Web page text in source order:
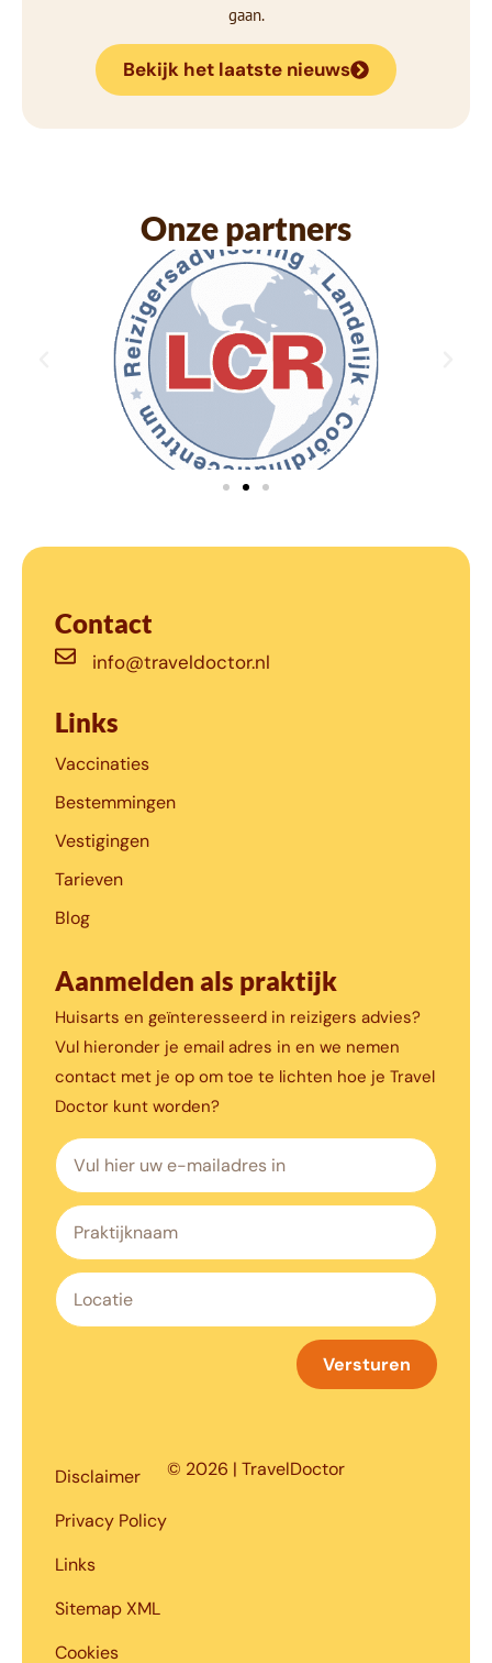
gaan.
Bekijk het laatste nieuws
Onze partners
Contact
info@traveldoctor.nl
Links
Vaccinaties
Bestemmingen
Vestigingen
Tarieven
Blog
Aanmelden als praktijk
Huisarts en geïnteresseerd in reizigers advies?
Vul hieronder je email adres in en we nemen
contact met je op om toe te lichten hoe je Travel
Doctor kunt worden?
Versturen
Disclaimer
Privacy Policy
Links
Sitemap XML
Cookies
© 2026 | TravelDoctor